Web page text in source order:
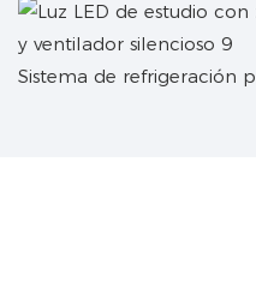
Sistema de refrigeración